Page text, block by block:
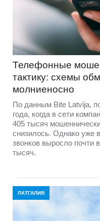
Телефонные
тактику: схемы
молниеносно
По данным Bite Latvija,
года, когда в сети
405 тысяч
снизилось. Однако уже
звонков выросло почти
тысяч.
ЛАТГАЛИЯ